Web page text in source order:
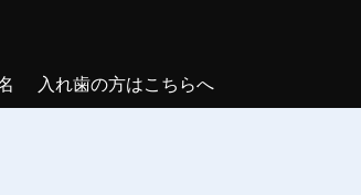
入れ歯の方はこちらへ